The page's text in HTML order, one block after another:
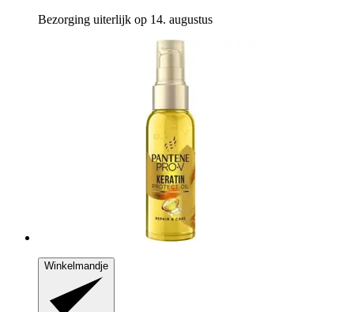
Bezorging uiterlijk op 14. augustus
Winkelmandje